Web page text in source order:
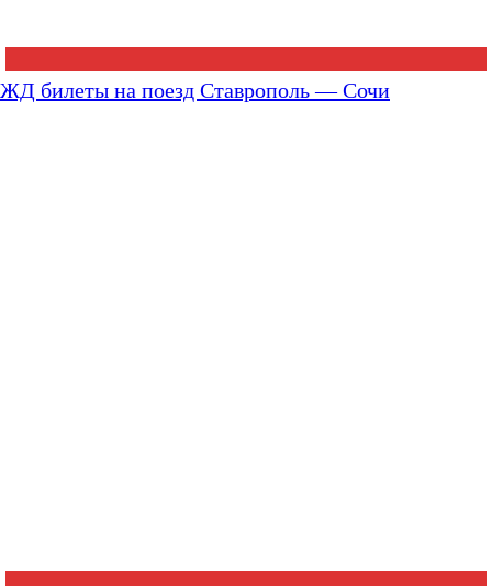
ЖД билеты на поезд Ставрополь — Сочи